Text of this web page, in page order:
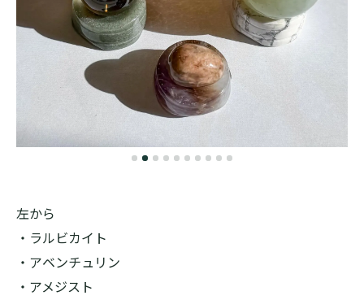
左から
・ラルビカイト
・アベンチュリン
・アメジスト